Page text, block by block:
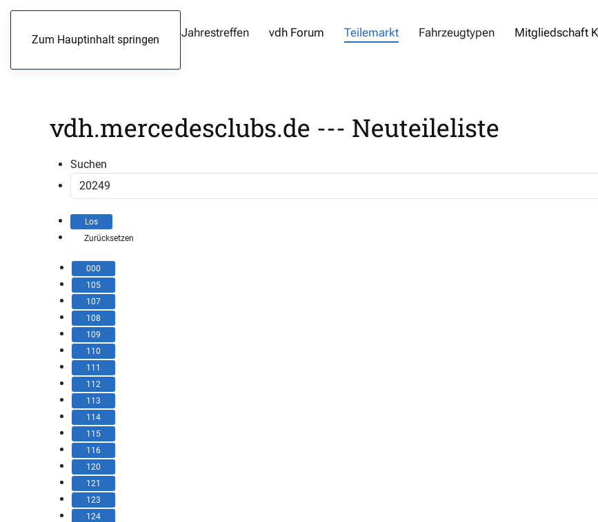
Zum Hauptinhalt springen
Jahrestreffen vdh Forum Teilemarkt Fahrzeugtypen Mitgliedschaft
vdh.mercedesclubs.de --- Neuteileliste
Suchen
000
105
107
108
109
110
111
112
113
114
115
116
120
121
123
124